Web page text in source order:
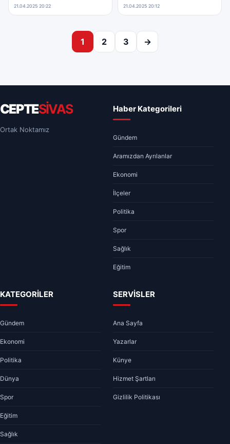
21.04.2025 20:22 21.04.2025 20:12
Yazı sayfalaması
1 2 3 →
CEPTESİVAS
Ortak Noktamız
Haber Kategorileri
Gündem
Aramızdan Ayrılanlar
Ekonomi
İlçeler
Politika
Spor
Sağlık
Eğitim
KATEGORİLER
Gündem
Ekonomi
Politika
Dünya
Spor
Eğitim
Sağlık
SERVİSLER
Ana Sayfa
Yazarlar
Künye
Hizmet Şartları
Gizlilik Politikası